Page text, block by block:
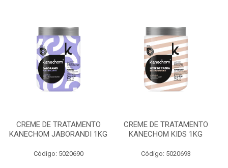
CREME DE TRATAMENTO
KANECHOM JABORANDI 1KG
Código: 5020690
CREME DE TRATAMENTO
KANECHOM KIDS 1KG
Código: 5020693